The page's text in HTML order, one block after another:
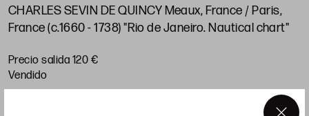
CHARLES SEVIN DE QUINCY Meaux, France / Paris,
France (c.1660 - 1738) "Rio de Janeiro. Nautical chart"
Precio salida 120 €
vendido